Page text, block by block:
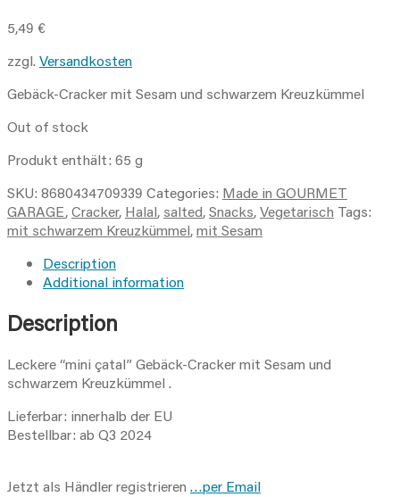
5,49 €
zzgl. Versandkosten
Gebäck-Cracker mit Sesam und schwarzem Kreuzkümmel
Out of stock
Produkt enthält: 65 g
SKU: 8680434709339 Categories: Made in GOURMET
GARAGE,Cracker, Halal, salted,Snacks,Vegetarisch Tags:
mit schwarzem Kreuzkümmel,mit Sesam
Description
Additional information
Description
Leckere “mini çatal” Gebäck-Cracker mit Sesam und
schwarzem Kreuzkümmel .
Lieferbar: innerhalb der EU
Bestellbar: ab Q3 2024
Jetzt als Händler registrieren …per Email